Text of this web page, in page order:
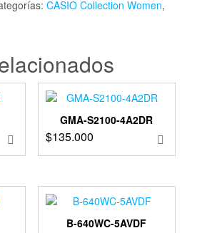
CASIO Collection Women,
GMA-S2100-4A2DR
$135.000
B-640WC-5AVDF